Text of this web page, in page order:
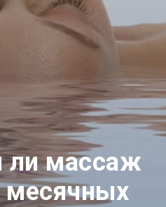
ли массаж
месячных